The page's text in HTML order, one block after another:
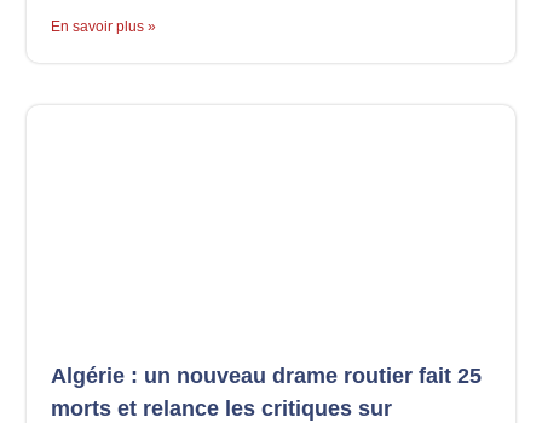
En savoir plus »
Algérie : un nouveau drame routier fait 25
morts et relance les critiques sur